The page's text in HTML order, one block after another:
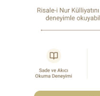
Al
Dipnot-3
Dipnot-4